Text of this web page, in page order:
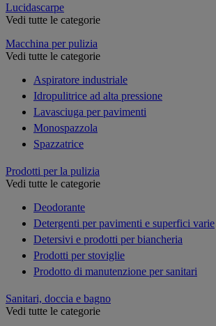
Lucidascarpe
Vedi tutte le categorie
Macchina per pulizia
Vedi tutte le categorie
Aspiratore industriale
Idropulitrice ad alta pressione
Lavasciuga per pavimenti
Monospazzola
Spazzatrice
Prodotti per la pulizia
Vedi tutte le categorie
Deodorante
Detergenti per pavimenti e superfici varie
Detersivi e prodotti per biancheria
Prodotti per stoviglie
Prodotto di manutenzione per sanitari
Sanitari, doccia e bagno
Vedi tutte le categorie